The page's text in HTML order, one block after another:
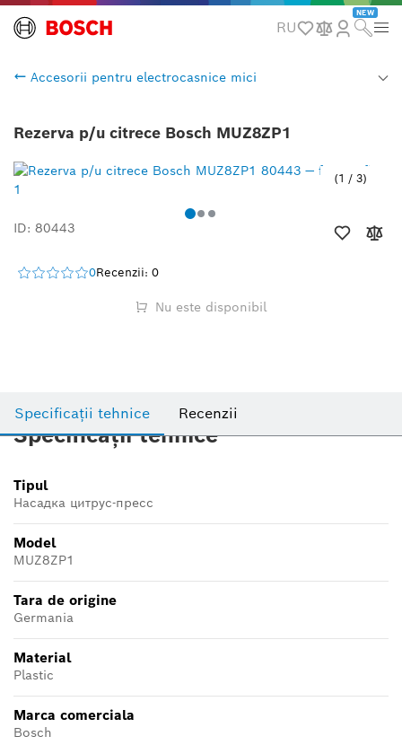
RU
NEW
Accesorii pentru electrocasnice mici
Rezerva p/u citrece Bosch MUZ8ZP1
1 / 3
ID: 80443
0Recenzii: 0
Nu este disponibil
Specificații tehnice Recenzii
Specificații tehnice
Tipul
Насадка цитрус-пресс
Model
MUZ8ZP1
Tara de origine
Germania
Material
Plastic
Marca comerciala
Bosch